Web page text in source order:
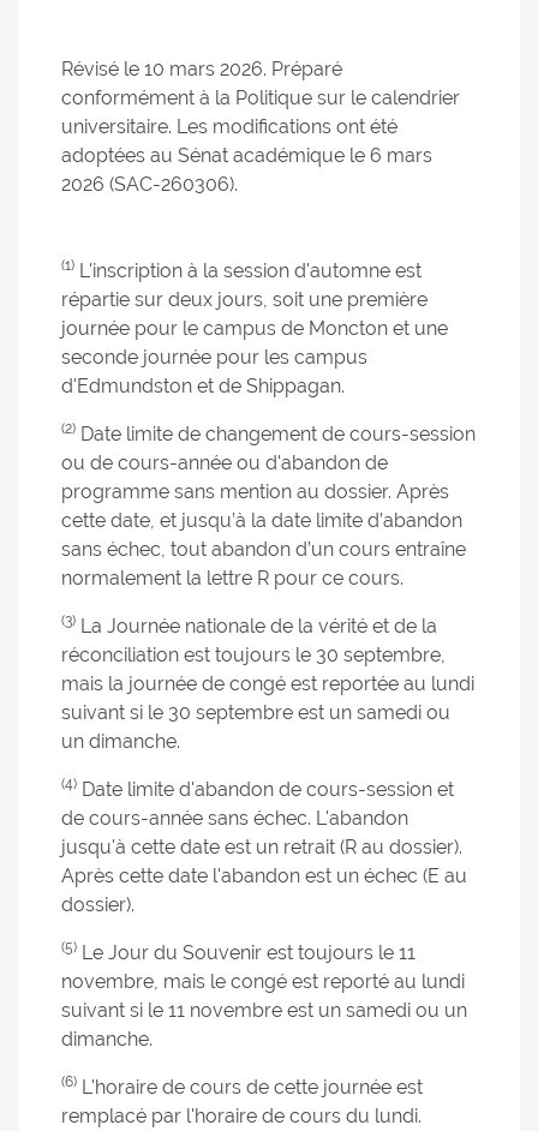
Révisé le 10 mars 2026. Préparé
conformément à la Politique sur le calendrier
universitaire. Les modifications ont été
adoptées au Sénat académique le 6 mars
2026 (SAC-260306).
(1) L'inscription à la session d'automne est
répartie sur deux jours, soit une première
journée pour le campus de Moncton et une
seconde journée pour les campus
d'Edmundston et de Shippagan.
(2) Date limite de changement de cours-session
ou de cours-année ou d'abandon de
programme sans mention au dossier. Après
cette date, et jusqu’à la date limite d’abandon
sans échec, tout abandon d’un cours entraîne
normalement la lettre R pour ce cours.
(3) La Journée nationale de la vérité et de la
réconciliation est toujours le 30 septembre,
mais la journée de congé est reportée au lundi
suivant si le 30 septembre est un samedi ou
un dimanche.
(4) Date limite d'abandon de cours-session et
de cours-année sans échec. L'abandon
jusqu'à cette date est un retrait (R au dossier).
Après cette date l'abandon est un échec (E au
dossier).
(5) Le Jour du Souvenir est toujours le 11
novembre, mais le congé est reporté au lundi
suivant si le 11 novembre est un samedi ou un
dimanche.
(6) L'horaire de cours de cette journée est
remplacé par l'horaire de cours du lundi.